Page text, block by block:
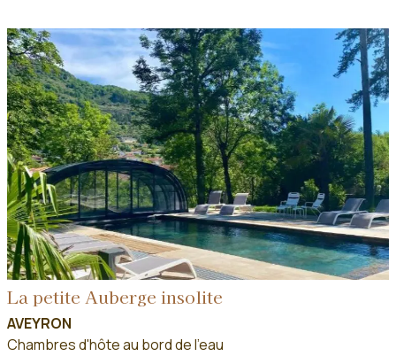
La petite Auberge insolite
AVEYRON
Chambres d'hôte au bord de l'eau